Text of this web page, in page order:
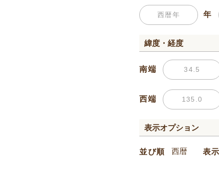
年
緯度・経度
南端
西端
表示オプション
並び順 表